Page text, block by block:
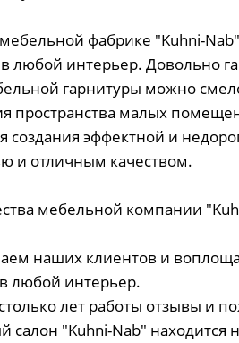
фабрике "Kuhni-
в любой интерьер. Довольно
гарнитуры можно
пространства малых
создания эффектной и
и отличным качеством.
мебельной компании
наших клиентов и
любой интерьер.
лет работы отзывы и
салон "Kuhni-Nab" находится